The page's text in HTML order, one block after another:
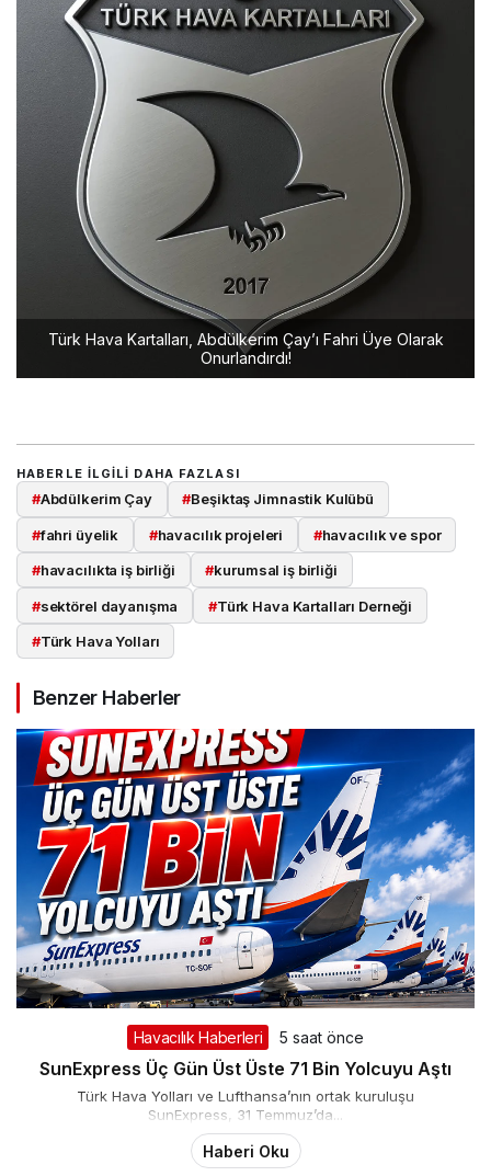
Türk Hava Kartalları, Abdülkerim Çay’ı Fahri Üye Olarak
Onurlandırdı!
HABERLE ILGILI DAHA FAZLASI
#Abdülkerim Çay #Beşiktaş Jimnastik Kulübü
#fahri üyelik #havacılık projeleri #havacılık ve spor
#havacılıkta iş birliği #kurumsal iş birliği
#sektörel dayanışma #Türk Hava Kartalları Derneği
#Türk Hava Yolları
Benzer Haberler
Havacılık Haberleri 5 saat önce
SunExpress Üç Gün Üst Üste 71 Bin Yolcuyu Aştı
Türk Hava Yolları ve Lufthansa’nın ortak kuruluşu
SunExpress, 31 Temmuz’da...
Haberi Oku